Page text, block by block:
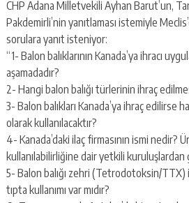
CHP Adana Milletvekili Ayhan Barut’un,
Pakdemirli’nin yanıtlaması istemiyle
sorulara yanıt isteniyor:
“1- Balon balıklarının Kanada’ya ihracı
aşamadadır?
2- Hangi balon balığı türlerinin ihraç
3- Balon balıkları Kanada’ya ihraç edilirse
olarak kullanılacaktır?
4- Kanada’daki ilaç firmasının ismi nedir?
kullanılabilirliğine dair yetkili kuruluşlardan
5- Balon balığı zehri (Tetrodotoksin/TTX)
tıpta kullanımı var mıdır?